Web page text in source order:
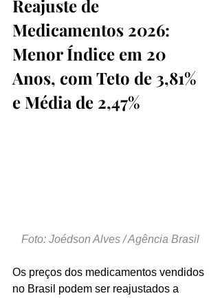
Reajuste de
Medicamentos 2026:
Menor Índice em 20
Anos, com Teto de 3,81%
e Média de 2,47%
Foto: Joédson Alves / Agência Brasil
Os preços dos medicamentos vendidos
no Brasil podem ser reajustados a